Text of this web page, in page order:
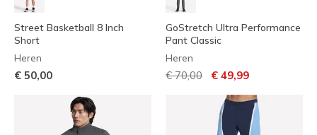
Street Basketball 8 Inch
Short
Heren
€ 50,00
GoStretch Ultra Performance
Pant Classic
Heren
Prijs verlaagd van
€ 70,00 naar
€ 49,99